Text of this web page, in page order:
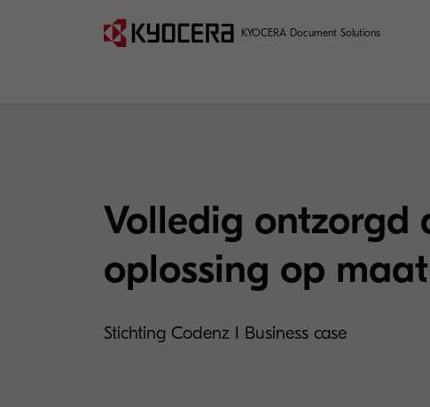
KYOCERA Document Solutions
Volledig ontzorgd
oplossing op maat
Stichting Codenz I Business case